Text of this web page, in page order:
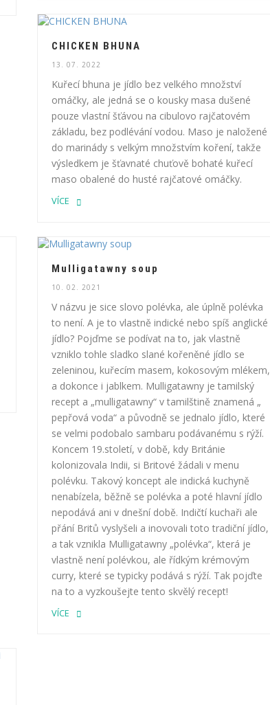
CHICKEN BHUNA
13. 07. 2022
Kuřecí bhuna je jídlo bez velkého množství
omáčky, ale jedná se o kousky masa dušené
pouze vlastní šťávou na cibulovo rajčatovém
základu, bez podlévání vodou. Maso je naložené
do marinády s velkým množstvím koření, takže
výsledkem je šťavnaté chuťově bohaté kuřecí
maso obalené do husté rajčatové omáčky.
VÍCE
Mulligatawny soup
10. 02. 2021
V názvu je sice slovo polévka, ale úplně polévka
to není. A je to vlastně indické nebo spíš anglické
jídlo? Pojďme se podívat na to, jak vlastně
vzniklo tohle sladko slané kořeněné jídlo se
zeleninou, kuřecím masem, kokosovým mlékem,
a dokonce i jablkem. Mulligatawny je tamilský
recept a „mulligatawny“ v tamilštině znamená „
pepřová voda“ a původně se jednalo jídlo, které
se velmi podobalo sambaru podávanému s rýží.
Koncem 19.století, v době, kdy Británie
kolonizovala Indii, si Britové žádali v menu
polévku. Takový koncept ale indická kuchyně
nenabízela, běžně se polévka a poté hlavní jídlo
nepodává ani v dnešní době. Indičtí kuchaři ale
přání Britů vyslyšeli a inovovali toto tradiční jídlo,
a tak vznikla Mulligatawny „polévka“, která je
vlastně není polévkou, ale řídkým krémovým
curry, které se typicky podává s rýží. Tak pojďte
na to a vyzkoušejte tento skvělý recept!
VÍCE